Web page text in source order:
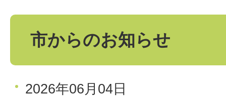
市からのお知らせ
2026年06月04日